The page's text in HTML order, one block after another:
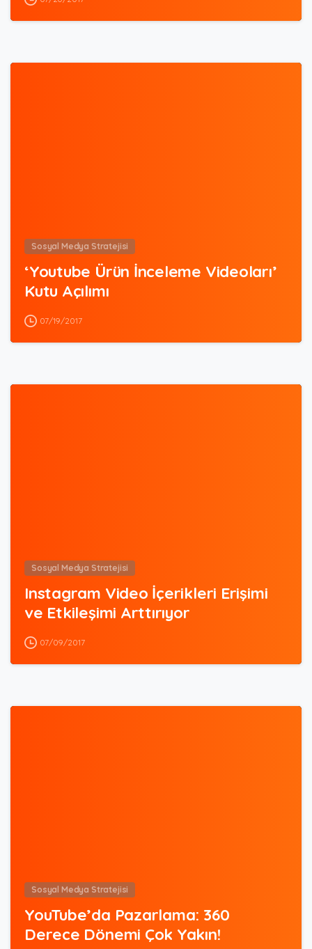
Sosyal Medya Stratejisi
‘Youtube Ürün İnceleme Videoları’
Kutu Açılımı
07/19/2017
Sosyal Medya Stratejisi
Instagram Video İçerikleri Erişimi
ve Etkileşimi Arttırıyor
07/09/2017
Sosyal Medya Stratejisi
YouTube’da Pazarlama: 360
Derece Dönemi Çok Yakın!